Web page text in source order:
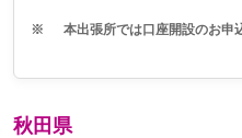
※ 本出張所では口座開設のお申
秋田県